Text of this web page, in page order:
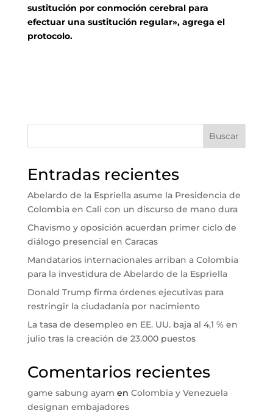
sustitución por conmoción cerebral para
efectuar una sustitución regular», agrega el
protocolo.
Buscar
Entradas recientes
Abelardo de la Espriella asume la Presidencia de
Colombia en Cali con un discurso de mano dura
Chavismo y oposición acuerdan primer ciclo de
diálogo presencial en Caracas
Mandatarios internacionales arriban a Colombia
para la investidura de Abelardo de la Espriella
Donald Trump firma órdenes ejecutivas para
restringir la ciudadanía por nacimiento
La tasa de desempleo en EE. UU. baja al 4,1 % en
julio tras la creación de 23.000 puestos
Comentarios recientes
game sabung ayam en Colombia y Venezuela
designan embajadores